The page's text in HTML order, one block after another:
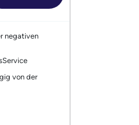
negativen
von der